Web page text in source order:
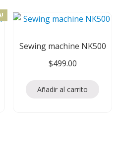
era: $199.00.
actual es: $129.00.
Sewing machine NK500
$499.00
Añadir al carrito